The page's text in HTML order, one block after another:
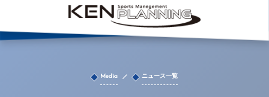
Media ニュース一覧